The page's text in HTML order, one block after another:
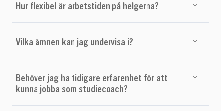
Hur flexibel är arbetstiden på helgerna?
Vilka ämnen kan jag undervisa i?
Behöver jag ha tidigare erfarenhet för att
kunna jobba som studiecoach?